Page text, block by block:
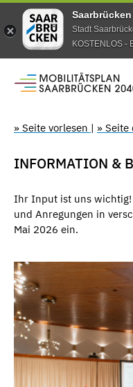
Stadt
KOSTENLOS -
» Seite vorlesen | »
INFORMATION &
Ihr Input ist uns wichtig!
und Anregungen in
Mai 2026 ein.